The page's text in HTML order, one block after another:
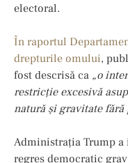
electoral.
În raportul
drepturile omului,
fost descrisă ca „o
restricție excesivă
natură și gravitate fără
Administrația Trump a
regres democratic